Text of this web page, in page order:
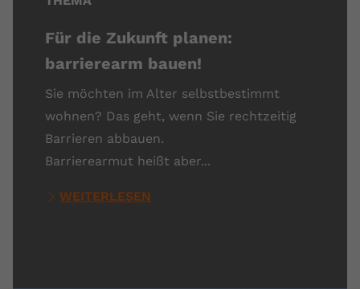
Für die Zukunft planen:
barrierearm bauen!
Sie möchten im Alter selbstbestimmt
wohnen? Das geht, wenn Sie rechtzeitig
Barrieren abbauen.
Barrierearmut heißt aber...
WEITERLESEN